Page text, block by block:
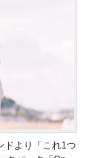
ドより「これ1つ